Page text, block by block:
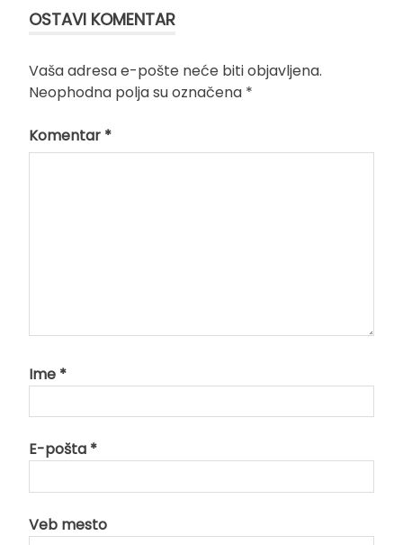
OSTAVI KOMENTAR
Vaša adresa e-pošte neće biti objavljena.
Neophodna polja su označena *
Komentar *
Ime *
E-pošta *
Veb mesto